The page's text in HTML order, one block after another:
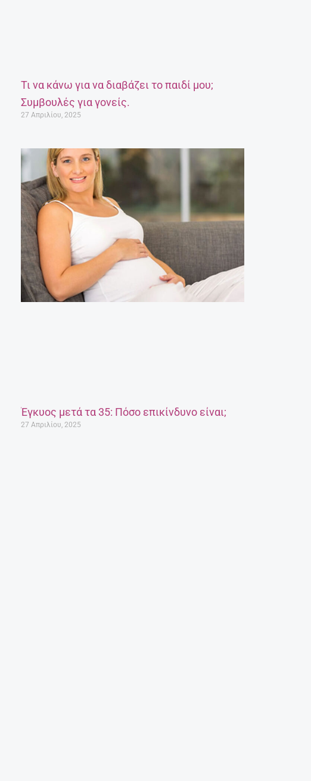
Τι να κάνω για να διαβάζει το παιδί μου;
Συμβουλές για γονείς.
27 Απριλίου, 2025
Έγκυος μετά τα 35: Πόσο επικίνδυνο είναι;
27 Απριλίου, 2025